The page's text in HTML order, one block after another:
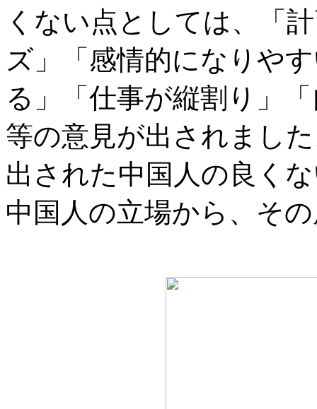
くない点としては、「
ズ」「感情的になりや
る」「仕事が縦割り」
等の意見が出されまし
出された中国人の良く
中国人の立場から、そ